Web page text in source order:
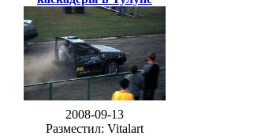
2008-09-13
Разместил: Vitalart